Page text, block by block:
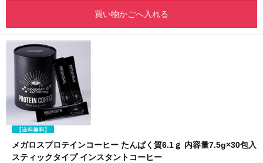
買い物かごへ入れる
メガロスプロテインコーヒー たんぱく質6.1ｇ 内容量7.5g×30包入
スティックタイプ インスタントコーヒー